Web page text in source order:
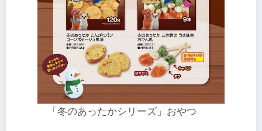
「冬のあったかシリーズ」おやつ